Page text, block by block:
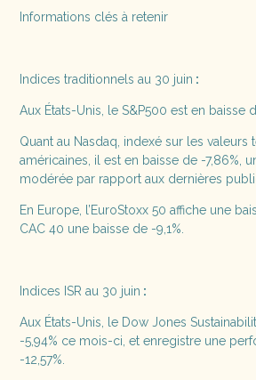
Informations clés à retenir
Indices traditionnels au 30 juin :
Aux États-Unis, le S&P500 est en baisse
Quant au Nasdaq, indexé sur les valeurs
américaines, il est en baisse de -7,86%,
modérée par rapport aux dernières
En Europe, l’EuroStoxx 50 affiche une
CAC 40 une baisse de -9,1%.
Indices ISR au 30 juin :
Aux États-Unis, le Dow Jones
-5,94% ce mois-ci, et enregistre une
-12,57%.